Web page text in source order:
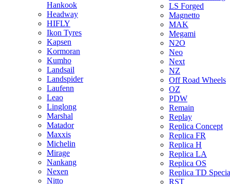
Hankook
Headway
HIFLY
Ikon Tyres
Kapsen
Kormoran
Kumho
Landsail
Landspider
Laufenn
Leao
Linglong
Marshal
Matador
Maxxis
Michelin
Mirage
Nankang
Nexen
Nitto
LS Forged
Magnetto
MAK
Megami
N2O
Neo
Next
NZ
Off Road Wheels
OZ
PDW
Remain
Replay
Replica Concept
Replica FR
Replica H
Replica LA
Replica OS
Replica TD
RST